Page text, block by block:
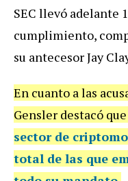
SEC llevó adelante
cumplimiento,
su antecesor Jay
En cuanto a las
Gensler destacó
sector de
total de las que